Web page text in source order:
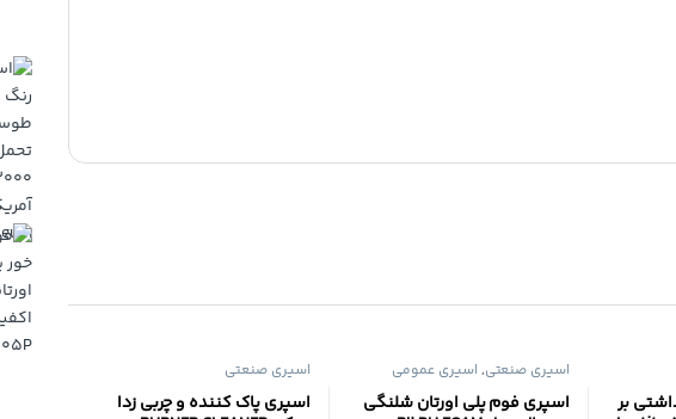
بر
اسپری صنعتی, اسپری عمومی
اسپری فوم پلی اورتان شلنگی
اسپری صنعتی
اسپری پاک کننده و چربی زدا